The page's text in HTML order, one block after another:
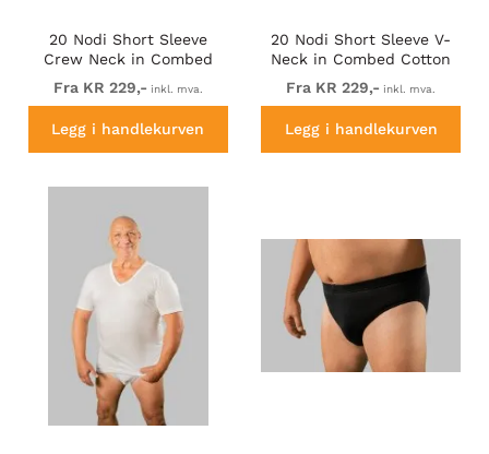
20 Nodi Short Sleeve
Crew Neck in Combed
Cotton Jersey White
Fra KR 229,- inkl. mva.
Legg i handlekurven
20 Nodi Short Sleeve V-
Neck in Combed Cotton
Jersey Black
Fra KR 229,- inkl. mva.
Legg i handlekurven